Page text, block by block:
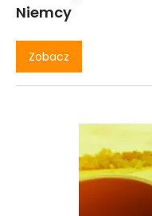
Niemcy
Zobacz